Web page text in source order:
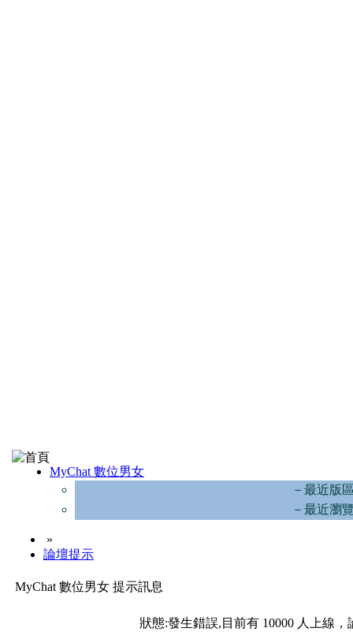
MyChat 數位男女
－最近版
－最近瀏
»
論壇提示
MyChat 數位男女 提示訊息
狀態:發生錯誤,目前有 10000 人上線